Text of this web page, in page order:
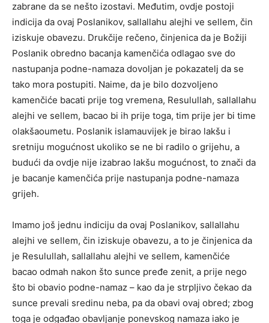
zabrane da se nešto izostavi. Međutim, ovdje postoji
indicija da ovaj Poslanikov, sallallahu alejhi ve sellem, čin
iziskuje obavezu. Drukčije rečeno, činjenica da je Božiji
Poslanik obredno bacanja kamenčića odlagao sve do
nastupanja podne-namaza dovoljan je pokazatelj da se
tako mora postupiti. Naime, da je bilo dozvoljeno
kamenčiće bacati prije tog vremena, Resulullah, sallallahu
alejhi ve sellem, bacao bi ih prije toga, tim prije jer bi time
olakšaoumetu. Poslanik islamauvijek je birao lakšu i
sretniju mogućnost ukoliko se ne bi radilo o grijehu, a
budući da ovdje nije izabrao lakšu mogućnost, to znači da
je bacanje kamenčića prije nastupanja podne-namaza
grijeh.
Imamo još jednu indiciju da ovaj Poslanikov, sallallahu
alejhi ve sellem, čin iziskuje obavezu, a to je činjenica da
je Resulullah, sallallahu alejhi ve sellem, kamenčiće
bacao odmah nakon što sunce pređe zenit, a prije nego
što bi obavio podne-namaz – kao da je strpljivo čekao da
sunce prevali sredinu neba, pa da obavi ovaj obred; zbog
toga je odgađao obavljanje ponevskog namaza iako je